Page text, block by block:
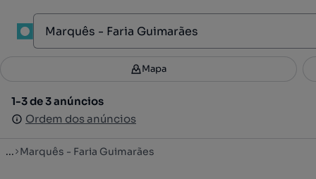
Filtros 3
1-3 de 3 anúncios
Ordem dos anúncios
Mapa
1-3 de 3 anúncios
Ordem dos anúncios
... Marquês - Faria Guimarães